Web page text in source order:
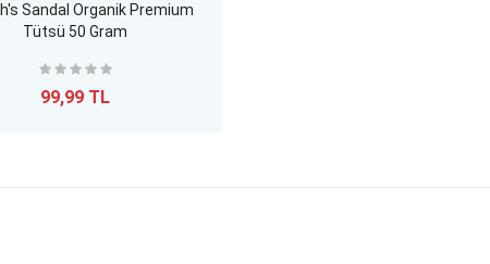
Sandal Organik Premium
Tütsü 50 Gram
99,99 TL